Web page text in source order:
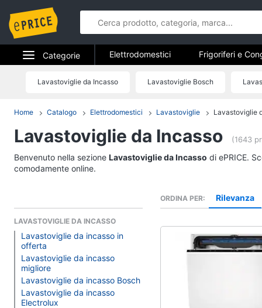
Categorie
Elettrodomestici
Telefonia
Tv e Home Cinema
Videogiochi
Audio e musica
Clima
Arredo
Frigoriferi e
Cantinetta Vino
Vedi tutti
Elettrodomestici da
Elettrodomestici Frigoriferi e
Lavastoviglie da Incasso Lavastoviglie Bosch
Home Catalogo Elettrodomestici Lavastoviglie Lavastoviglie
Lavastoviglie da Incasso (1643
Benvenuto nella sezione Lavastoviglie da Incasso di ePRICE.
comodamente online.
LAVASTOVIGLIE DA INCASSO
Lavastoviglie da incasso in
offerta
Lavastoviglie da incasso
migliore
Lavastoviglie da incasso Bosch
Lavastoviglie da incasso
Electrolux
ORDINA PER Rilevanza